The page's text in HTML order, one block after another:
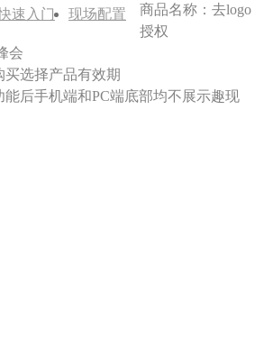
速入门 现场配置
商品名称：去logo
授权
会
选择产品有效期
后手机端和PC端底部均不展示趣现